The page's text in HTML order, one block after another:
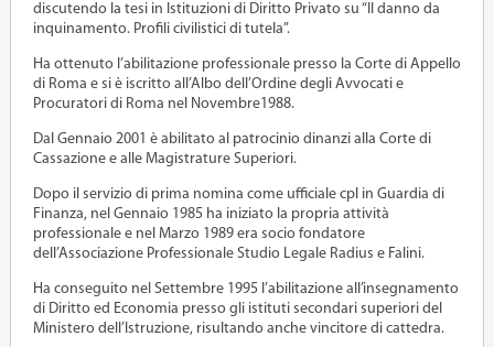
discutendo la tesi in Istituzioni di Diritto Privato su “Il danno da
inquinamento. Profili civilistici di tutela”.
Ha ottenuto l’abilitazione professionale presso la Corte di Appello
di Roma e si è iscritto all’Albo dell’Ordine degli Avvocati e
Procuratori di Roma nel Novembre1988.
Dal Gennaio 2001 è abilitato al patrocinio dinanzi alla Corte di
Cassazione e alle Magistrature Superiori.
Dopo il servizio di prima nomina come ufficiale cpl in Guardia di
Finanza, nel Gennaio 1985 ha iniziato la propria attività
professionale e nel Marzo 1989 era socio fondatore
dell’Associazione Professionale Studio Legale Radius e Falini.
Ha conseguito nel Settembre 1995 l’abilitazione all’insegnamento
di Diritto ed Economia presso gli istituti secondari superiori del
Ministero dell’Istruzione, risultando anche vincitore di cattedra.